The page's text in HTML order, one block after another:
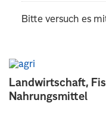
Landwirtschaft,
Nahrungsmittel
Bitte versuch es